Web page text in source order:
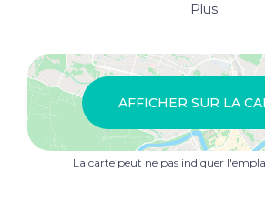
Plus
AFFICHER SUR LA
La carte peut ne pas indiquer